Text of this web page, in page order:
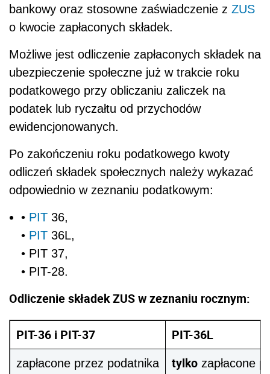
bankowy oraz stosowne zaświadczenie z ZUS
o kwocie zapłaconych składek.
Możliwe jest odliczenie zapłaconych składek na
ubezpieczenie społeczne już w trakcie roku
podatkowego przy obliczaniu zaliczek na
podatek lub ryczałtu od przychodów
ewidencjonowanych.
Po zakończeniu roku podatkowego kwoty
odliczeń składek społecznych należy wykazać
odpowiednio w zeznaniu podatkowym:
• PIT 36,
• PIT 36L,
• PIT 37,
• PIT-28.
Odliczenie składek ZUS w zeznaniu rocznym:
PIT-36 i PIT-37 PIT-36L
zapłacone przez podatnika
tylko zapłacone